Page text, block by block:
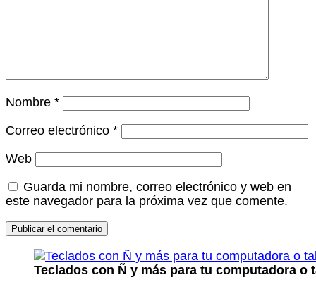
Nombre *
Correo electrónico *
Web
Guarda mi nombre, correo electrónico y web en
este navegador para la próxima vez que comente.
Teclados con Ñ y más para tu computadora o